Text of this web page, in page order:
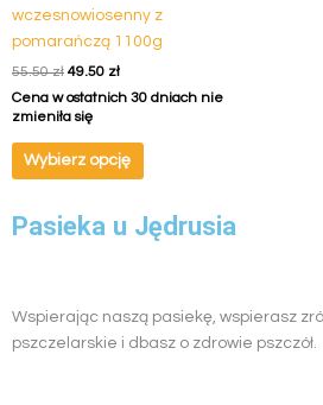
wczesnowiosenny z
pomarańczą 1100g
55.50zł 49.50 zł
Cena w ostatnich 30 dniach nie
zmieniła się
Wybierz opcję
Pasieka u Jędrusia
Wspierając naszą pasiekę, wspierasz
pszczelarskie i dbasz o zdrowie pszczół.